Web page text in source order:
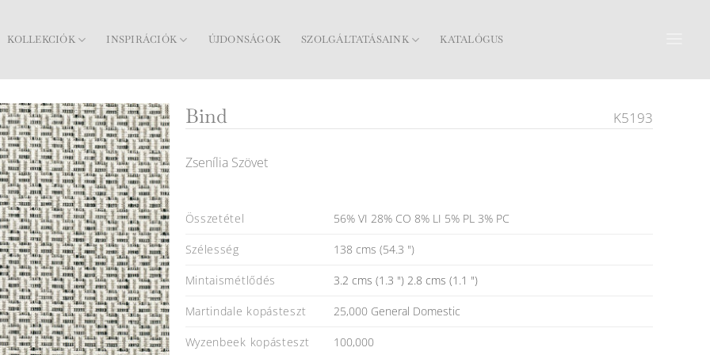
KOLLEKCIÓK INSPIRÁCIÓK ÚJDONSÁGOK SZOLGÁLTATÁSAINK KATALÓGUS
Bind K5193
Zsenília Szövet
Összetétel 56% VI 28% CO 8% LI 5% PL 3% PC
Szélesség 138 cms (54.3 ")
Mintaismétlődés 3.2 cms (1.3 ") 2.8 cms (1.1 ")
Martindale kopásteszt 25,000 General Domestic
Wyzenbeek kopásteszt 100,000